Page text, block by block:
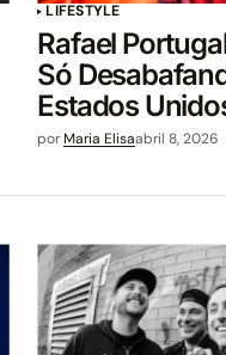
LIFESTYLE
Rafael
Só
Estados
por Maria Elisaabril 8, 2026